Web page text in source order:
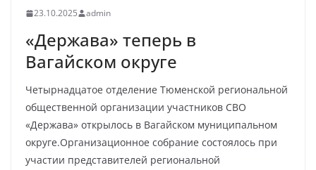
23.10.2025 admin
«Держава» теперь в
Вагайском округе
Четырнадцатое отделение Тюменской региональной
общественной организации участников СВО
«Держава» открылось в Вагайском муниципальном
округе.Организационное собрание состоялось при
участии представителей региональной